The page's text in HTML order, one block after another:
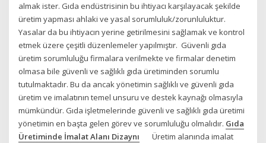
almak ister. Gıda endüstrisinin bu ihtiyacı karşılayacak şekilde
üretim yapması ahlaki ve yasal sorumluluk/zorunluluktur.
Yasalar da bu ihtiyacın yerine getirilmesini sağlamak ve kontrol
etmek üzere çeşitli düzenlemeler yapılmıştır. Güvenli gıda
üretim sorumluluğu firmalara verilmekte ve firmalar denetim
olmasa bile güvenli ve sağlıklı gıda üretiminden sorumlu
tutulmaktadır. Bu da ancak yönetimin sağlıklı ve güvenli gıda
üretim ve imalatının temel unsuru ve destek kaynağı olmasıyla
mümkündür. Gıda işletmelerinde güvenli ve sağlıklı gıda üretimi
yönetimin en başta gelen görev ve sorumluluğu olmalıdır. Gıda
Üretiminde İmalat Alanı Dizaynı Üretim alanında imalat